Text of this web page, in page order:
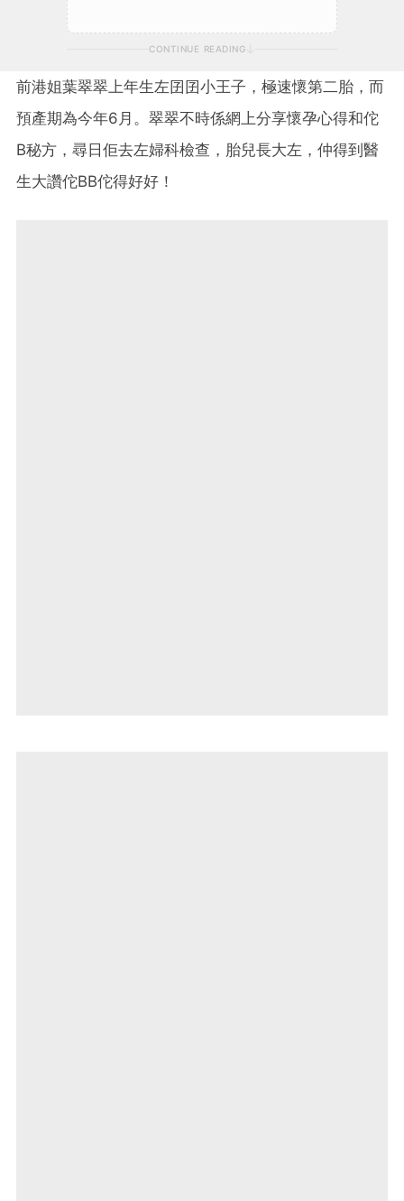
CONTINUE READING
前港姐葉翠翠上年生左囝囝小王子，極速懷第二胎，而
預產期為今年6月。翠翠不時係網上分享懷孕心得和佗
B秘方，尋日佢去左婦科檢查，胎兒長大左，仲得到醫
生大讚佗BB佗得好好！